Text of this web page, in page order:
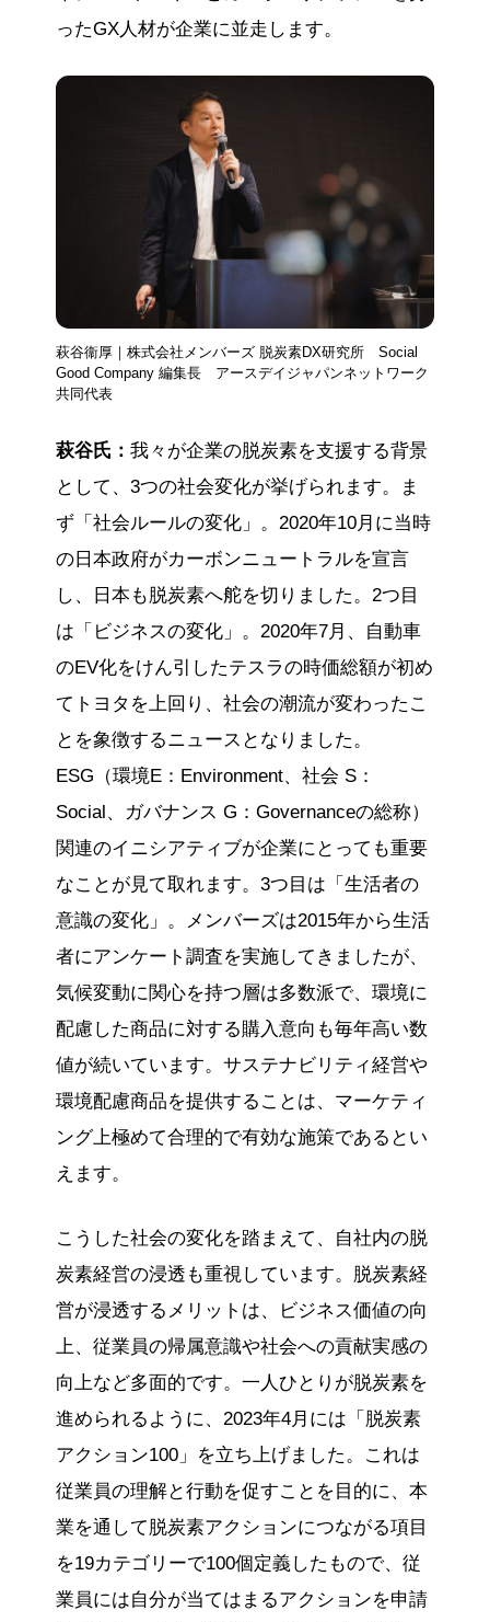
ったGX人材が企業に並走します。
萩谷衞厚｜株式会社メンバーズ 脱炭素DX研究所 Social
Good Company 編集長 アースデイジャパンネットワーク
共同代表
萩谷氏： 我々が企業の脱炭素を支援する背景
として、3つの社会変化が挙げられます。ま
ず「社会ルールの変化」。2020年10月に当時
の日本政府がカーボンニュートラルを宣言
し、日本も脱炭素へ舵を切りました。2つ目
は「ビジネスの変化」。2020年7月、自動車
のEV化をけん引したテスラの時価総額が初め
てトヨタを上回り、社会の潮流が変わったこ
とを象徴するニュースとなりました。
ESG（環境E：Environment、社会 S：
Social、ガバナンス G：Governanceの総称）
関連のイニシアティブが企業にとっても重要
なことが見て取れます。3つ目は「生活者の
意識の変化」。メンバーズは2015年から生活
者にアンケート調査を実施してきましたが、
気候変動に関心を持つ層は多数派で、環境に
配慮した商品に対する購入意向も毎年高い数
値が続いています。サステナビリティ経営や
環境配慮商品を提供することは、マーケティ
ング上極めて合理的で有効な施策であるとい
えます。
こうした社会の変化を踏まえて、自社内の脱
炭素経営の浸透も重視しています。脱炭素経
営が浸透するメリットは、ビジネス価値の向
上、従業員の帰属意識や社会への貢献実感の
向上など多面的です。一人ひとりが脱炭素を
進められるように、2023年4月には「脱炭素
アクション100」を立ち上げました。これは
従業員の理解と行動を促すことを目的に、本
業を通して脱炭素アクションにつながる項目
を19カテゴリーで100個定義したもので、従
業員には自分が当てはまるアクションを申請